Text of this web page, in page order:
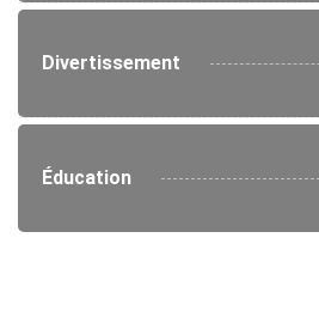
Divertissement
Éducation